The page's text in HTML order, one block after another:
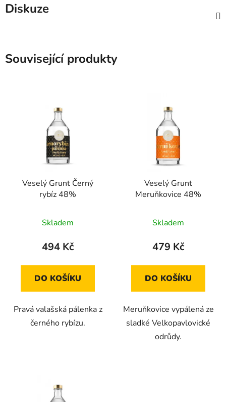
Diskuze
Související produkty
Veselý Grunt Černý
rybíz 48%
Skladem
494 Kč
DO KOŠÍKU
Pravá valašská pálenka z
černého rybízu.
Veselý Grunt
Meruňkovice 48%
hodnocení
produktu
5,0
z
hvězdiček.
Skladem
479 Kč
DO KOŠÍKU
Meruňkovice vypálená ze
sladké Velkopavlovické
odrůdy.